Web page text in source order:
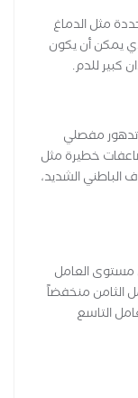
مثل الدماغ
يمكن أن يكون
كبير للدم.
تدهور مفصلي
خطيرة مثل
الباطني الشديد،
مستوى العامل
الثامن منخفضاً
التاسع